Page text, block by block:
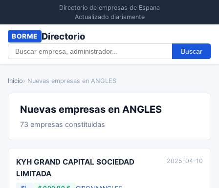
Directorio de empresas de Espana
Actualizado diariamente
BORME Directorio
Buscar
Inicio› Nuevas empresas en ANGLES
Nuevas empresas en ANGLES
73 empresas constituidas
KYH GRAND CAPITAL SOCIEDAD
LIMITADA
2025-04-10